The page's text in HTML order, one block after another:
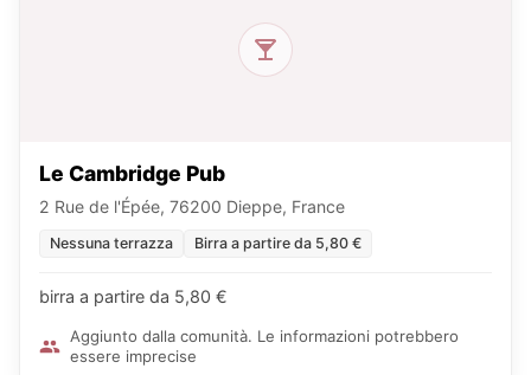
Le Cambridge Pub
2 Rue de l'Épée, 76200 Dieppe, France
Nessuna terrazza Birra a partire da 5,80 €
birra a partire da 5,80 €
Aggiunto dalla comunità. Le informazioni potrebbero
essere imprecise